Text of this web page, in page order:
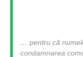
… pentru că
condamnarea